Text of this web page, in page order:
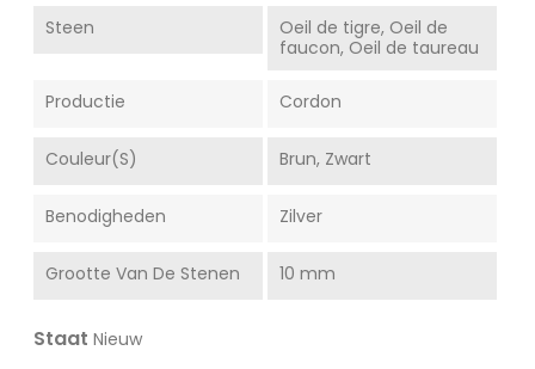
Steen
Oeil de tigre, Oeil de
faucon, Oeil de taureau
Productie Cordon
Couleur(s) Brun, Zwart
Benodigheden Zilver
Grootte Van De Stenen 10 mm
Staat Nieuw